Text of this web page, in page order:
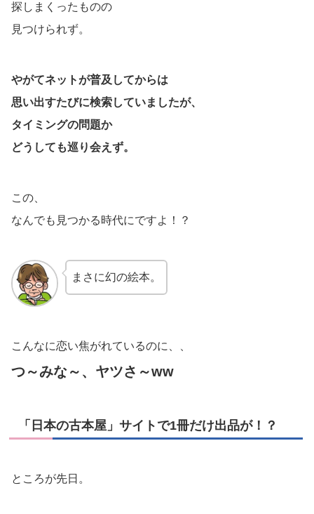
探しまくったものの
見つけられず。
やがてネットが普及してからは
思い出すたびに検索していましたが、
タイミングの問題か
どうしても巡り会えず。
この、
なんでも見つかる時代にですよ！？
まさに幻の絵本。
こんなに恋い焦がれているのに、、
つ～みな～、ヤツさ～ww
「日本の古本屋」サイトで1冊だけ出品が！？
ところが先日。